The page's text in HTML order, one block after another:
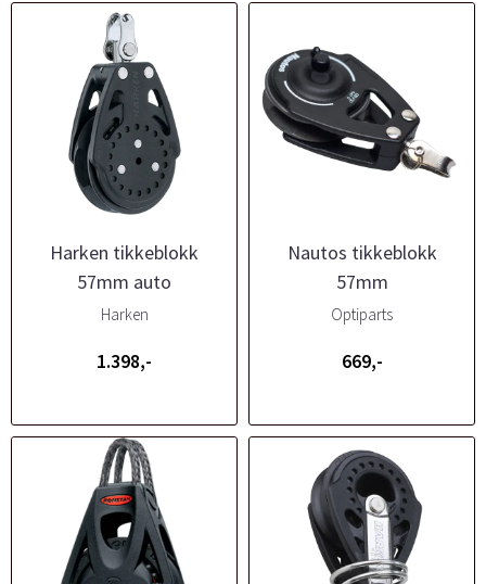
Harken tikkeblokk
57mm auto
Harken
1.398,-
Nautos tikkeblokk
57mm
Optiparts
669,-